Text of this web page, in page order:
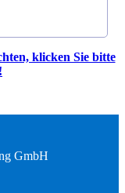
klicken Sie bitte
GmbH